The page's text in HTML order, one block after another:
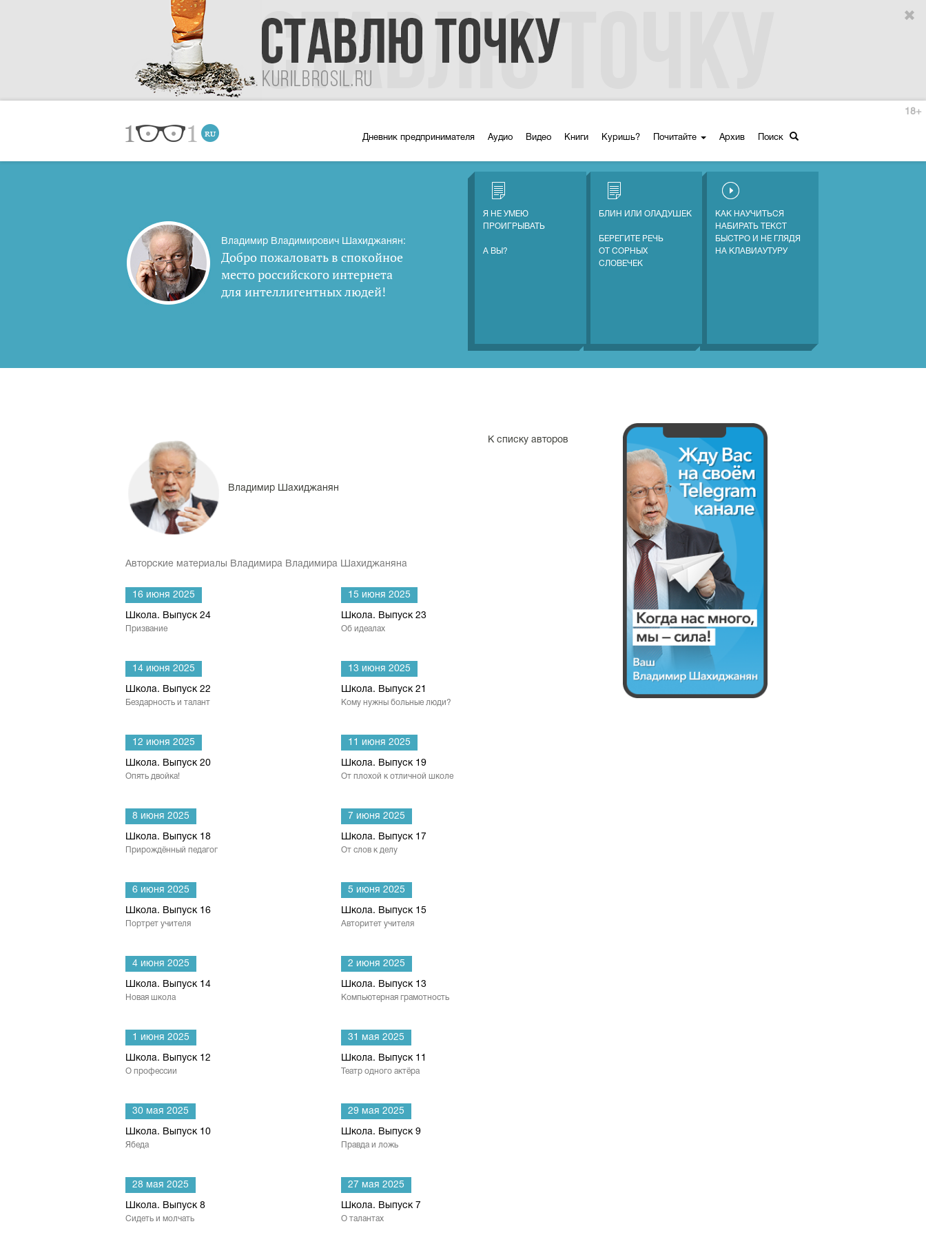
Дневник предпринимателя Аудио Видео Книги Куришь? Почитайте Архив Поиск
18+
Владимир Владимирович Шахиджанян:
Добро пожаловать в спокойное
место российского интернета
для интеллигентных людей!
Я НЕ УМЕЮ
ПРОИГРЫВАТЬ
А ВЫ?
БЛИН ИЛИ ОЛАДУШЕК
БЕРЕГИТЕ РЕЧЬ
ОТ СОРНЫХ
СЛОВЕЧЕК
КАК НАУЧИТЬСЯ
НАБИРАТЬ ТЕКСТ
БЫСТРО И НЕ ГЛЯДЯ
НА КЛАВИАУТУРУ
Владимир Шахиджанян
К списку авторов
Авторские материалы Владимира Владимира Шахиджаняна
16 июня 2025
Школа. Выпуск 24
Призвание
15 июня 2025
Школа. Выпуск 23
Об идеалах
14 июня 2025
Школа. Выпуск 22
Бездарность и талант
13 июня 2025
Школа. Выпуск 21
Кому нужны больные люди?
12 июня 2025
Школа. Выпуск 20
Опять двойка!
11 июня 2025
Школа. Выпуск 19
От плохой к отличной школе
8 июня 2025
Школа. Выпуск 18
Прирождённый педагог
7 июня 2025
Школа. Выпуск 17
От слов к делу
6 июня 2025
Школа. Выпуск 16
Портрет учителя
5 июня 2025
Школа. Выпуск 15
Авторитет учителя
4 июня 2025
Школа. Выпуск 14
Новая школа
2 июня 2025
Школа. Выпуск 13
Компьютерная грамотность
1 июня 2025
Школа. Выпуск 12
О профессии
31 мая 2025
Школа. Выпуск 11
Театр одного актёра
30 мая 2025
Школа. Выпуск 10
Ябеда
29 мая 2025
Школа. Выпуск 9
Правда и ложь
28 мая 2025
Школа. Выпуск 8
Сидеть и молчать
27 мая 2025
Школа. Выпуск 7
О талантах